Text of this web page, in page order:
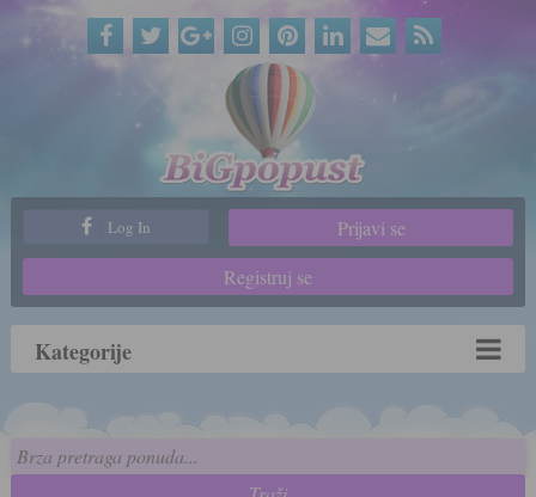
Log In
Prijavi se
Registruj se
Kategorije